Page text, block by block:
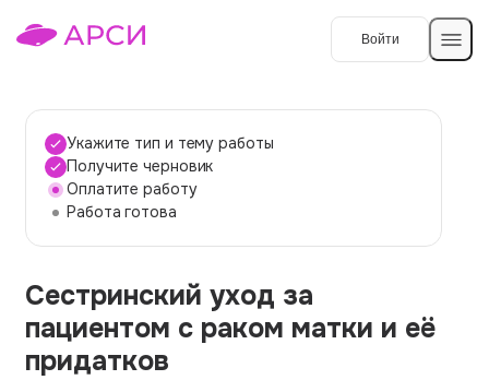
Войти
Темы работ
О сервисе
О компании
Наши гарантии
Контакты
Укажите тип и тему работы
Получите черновик
Оплатите работу
Работа готова
Сестринский уход за
пациентом с раком матки и её
придатков